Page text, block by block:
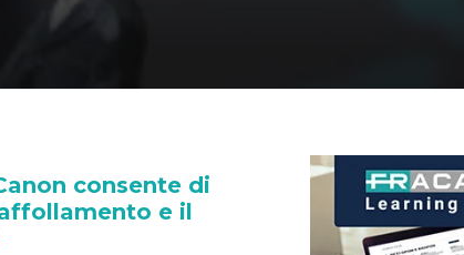
consente di
e il